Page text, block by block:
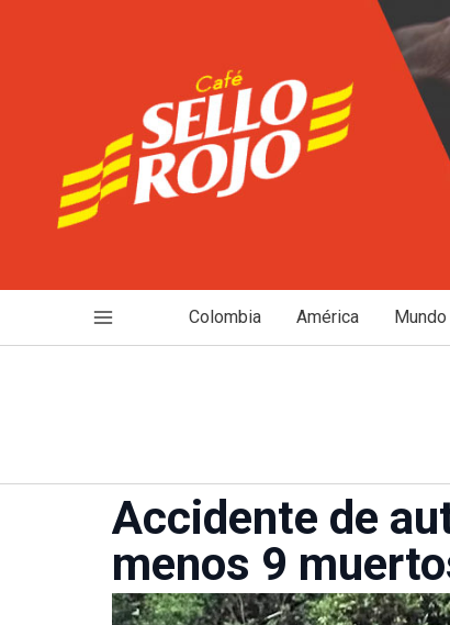
Colombia América Mundo
Accidente de
menos 9